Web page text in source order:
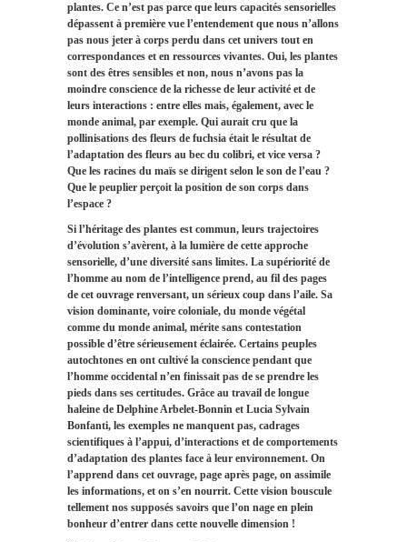
plantes. Ce n’est pas parce que leurs capacités sensorielles
dépassent à première vue l’entendement que nous n’allons
pas nous jeter à corps perdu dans cet univers tout en
correspondances et en ressources vivantes. Oui, les plantes
sont des êtres sensibles et non, nous n’avons pas la
moindre conscience de la richesse de leur activité et de
leurs interactions : entre elles mais, également, avec le
monde animal, par exemple. Qui aurait cru que la
pollinisations des fleurs de fuchsia était le résultat de
l’adaptation des fleurs au bec du colibri, et vice versa ?
Que les racines du maïs se dirigent selon le son de l’eau ?
Que le peuplier perçoit la position de son corps dans
l’espace ?
Si l’héritage des plantes est commun, leurs trajectoires
d’évolution s’avèrent, à la lumière de cette approche
sensorielle, d’une diversité sans limites. La supériorité de
l’homme au nom de l’intelligence prend, au fil des pages
de cet ouvrage renversant, un sérieux coup dans l’aile. Sa
vision dominante, voire coloniale, du monde végétal
comme du monde animal, mérite sans contestation
possible d’être sérieusement éclairée. Certains peuples
autochtones en ont cultivé la conscience pendant que
l’homme occidental n’en finissait pas de se prendre les
pieds dans ses certitudes. Grâce au travail de longue
haleine de Delphine Arbelet-Bonnin et Lucia Sylvain
Bonfanti, les exemples ne manquent pas, cadrages
scientifiques à l’appui, d’interactions et de comportements
d’adaptation des plantes face à leur environnement. On
l’apprend dans cet ouvrage, page après page, on assimile
les informations, et on s’en nourrit. Cette vision bouscule
tellement nos supposés savoirs que l’on nage en plein
bonheur d’entrer dans cette nouvelle dimension !